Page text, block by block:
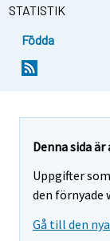
STATISTIK
Födda
Denna sida är
Uppgifter
den förnyade
Gå till den